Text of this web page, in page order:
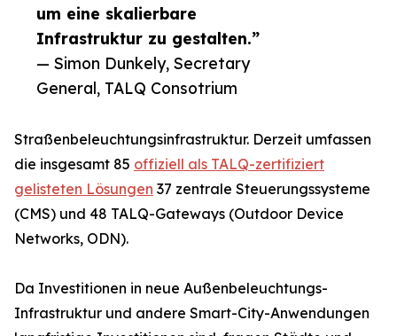
um eine skalierbare
Infrastruktur zu gestalten.”
— Simon Dunkely, Secretary
General, TALQ Consotrium
Straßenbeleuchtungsinfrastruktur. Derzeit umfassen
die insgesamt 85 offiziell als TALQ-zertifiziert
gelisteten Lösungen 37 zentrale Steuerungssysteme
(CMS) und 48 TALQ-Gateways (Outdoor Device
Networks, ODN).
Da Investitionen in neue Außenbeleuchtungs-
Infrastruktur und andere Smart-City-Anwendungen